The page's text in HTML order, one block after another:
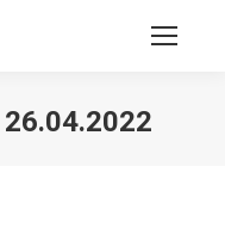
26.04.2022